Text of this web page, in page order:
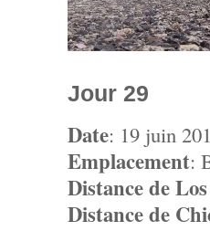
Jour 29
Date: 19 juin
Emplacement:
Distance de
Distance de